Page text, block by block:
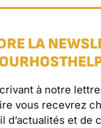
LA
à notre
vous recevrez
d’actualités et de